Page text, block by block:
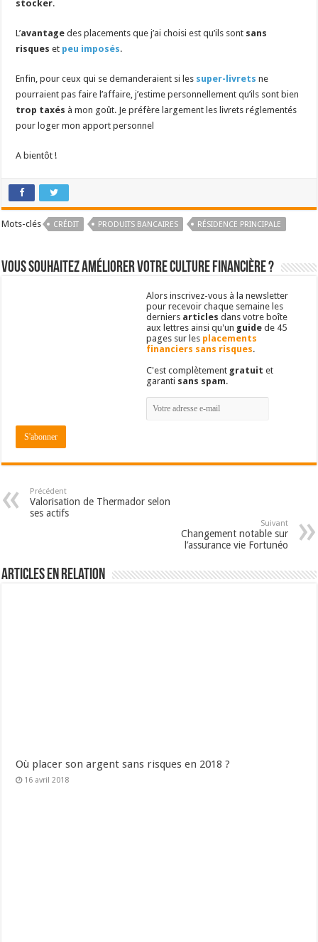
stocker.
L’avantage des placements que j’ai choisi est qu’ils sont sans
risques et peu imposés.
Enfin, pour ceux qui se demanderaient si les super-livrets ne
pourraient pas faire l’affaire, j’estime personnellement qu’ils sont bien
trop taxés à mon goût. Je préfère largement les livrets réglementés
pour loger mon apport personnel
A bientôt !
Mots-clés CRÉDIT PRODUITS BANCAIRES RÉSIDENCE PRINCIPALE
Vous souhaitez améliorer votre culture financière ?
Alors inscrivez-vous à la newsletter
pour recevoir chaque semaine les
derniers articles dans votre boîte
aux lettres ainsi qu'un guide de 45
pages sur les placements
financiers sans risques.
C'est complètement gratuit et
garanti sans spam.
Précédent
Valorisation de Thermador selon
ses actifs
Suivant
Changement notable sur
l’assurance vie Fortunéo
Articles en relation
Où placer son argent sans risques en 2018 ?
16 avril 2018